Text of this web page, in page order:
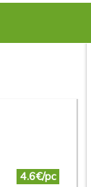
4.6€/pc